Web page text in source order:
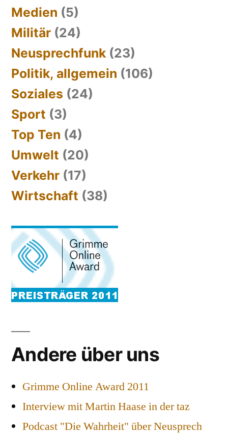
Medien (5)
Militär (24)
Neusprechfunk (23)
Politik, allgemein (106)
Soziales (24)
Sport (3)
Top Ten (4)
Umwelt (20)
Verkehr (17)
Wirtschaft (38)
Andere über uns
Grimme Online Award 2011
Interview mit Martin Haase in der taz
Podcast "Die Wahrheit" über Neusprech